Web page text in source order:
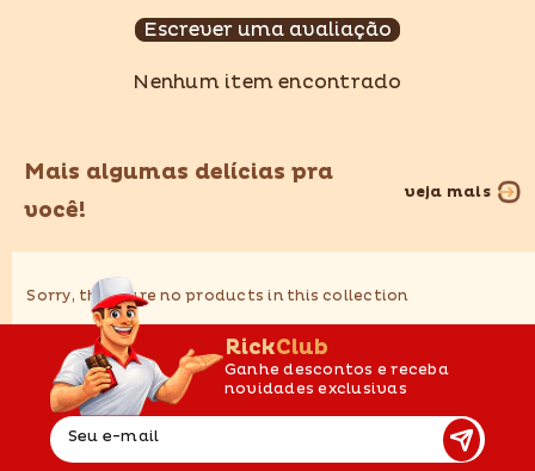
Escrever uma avaliação
Nenhum item encontrado
Mais algumas delícias pra
você!
veja mais
Sorry, there are no products in this collection
RickClub
Ganhe descontos e receba
novidades exclusivas
Seu e-mail